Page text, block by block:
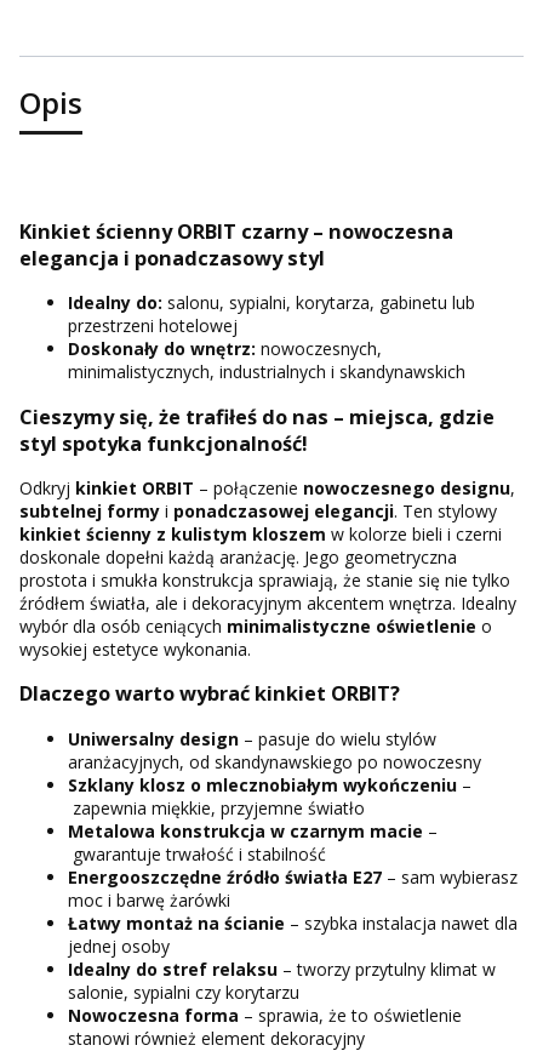
Opis
Kinkiet ścienny ORBIT czarny – nowoczesna
elegancja i ponadczasowy styl
Idealny do: salonu, sypialni, korytarza, gabinetu lub
przestrzeni hotelowej
Doskonały do wnętrz: nowoczesnych,
minimalistycznych, industrialnych i skandynawskich
Cieszymy się, że trafiłeś do nas – miejsca, gdzie
styl spotyka funkcjonalność!
Odkryj kinkiet ORBIT – połączenie nowoczesnego designu,
subtelnej formy i ponadczasowej elegancji. Ten stylowy
kinkiet ścienny z kulistym kloszem w kolorze bieli i czerni
doskonale dopełni każdą aranżację. Jego geometryczna
prostota i smukła konstrukcja sprawiają, że stanie się nie tylko
źródłem światła, ale i dekoracyjnym akcentem wnętrza. Idealny
wybór dla osób ceniących minimalistyczne oświetlenie o
wysokiej estetyce wykonania.
Dlaczego warto wybrać kinkiet ORBIT?
Uniwersalny design – pasuje do wielu stylów
aranżacyjnych, od skandynawskiego po nowoczesny
Szklany klosz o mlecznobiałym wykończeniu –
zapewnia miękkie, przyjemne światło
Metalowa konstrukcja w czarnym macie –
gwarantuje trwałość i stabilność
Energooszczędne źródło światła E27 – sam wybierasz
moc i barwę żarówki
Łatwy montaż na ścianie – szybka instalacja nawet dla
jednej osoby
Idealny do stref relaksu – tworzy przytulny klimat w
salonie, sypialni czy korytarzu
Nowoczesna forma – sprawia, że to oświetlenie
stanowi również element dekoracyjny